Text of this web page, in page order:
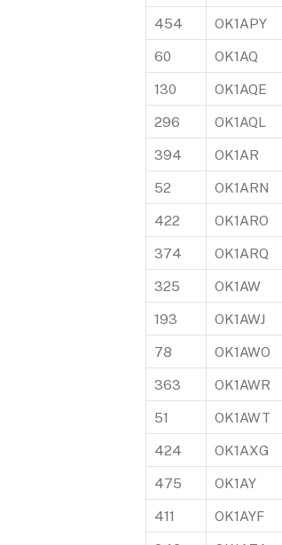
454 OK1APY
60 OK1AQ
130 OK1AQE
296 OK1AQL
394 OK1AR
52 OK1ARN
422 OK1ARO
374 OK1ARQ
325 OK1AW
193 OK1AWJ
78 OK1AWO
363 OK1AWR
51 OK1AWT
424 OK1AXG
475 OK1AY
411 OK1AYF